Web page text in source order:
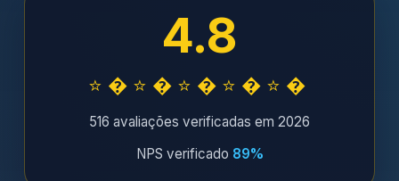
4.8
⭐�⭐�⭐�⭐�⭐�
516 avaliações verificadas em 2026
NPS verificado 89%